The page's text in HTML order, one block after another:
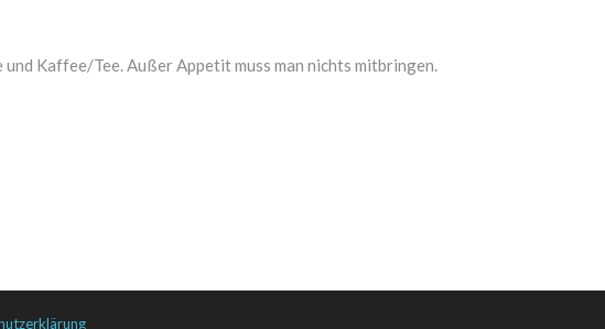
Kaffee/Tee. Außer Appetit muss man nichts mitbringen.